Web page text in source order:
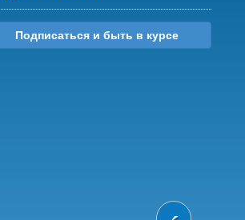
Подписаться и быть в курсе